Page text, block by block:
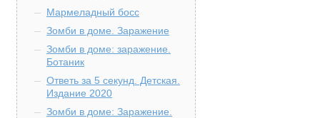
Мармеладный босс
Зомби в доме. Заражение
Зомби в доме: заражение.
Ботаник
Ответь за 5 секунд. Детская.
Издание 2020
Зомби в доме: Заражение.